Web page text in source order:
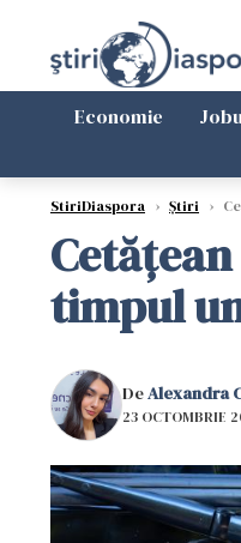
Economie
StiriDiaspora › Știri ›
timpul
DeAlexandra
23 OCTOMBRIE